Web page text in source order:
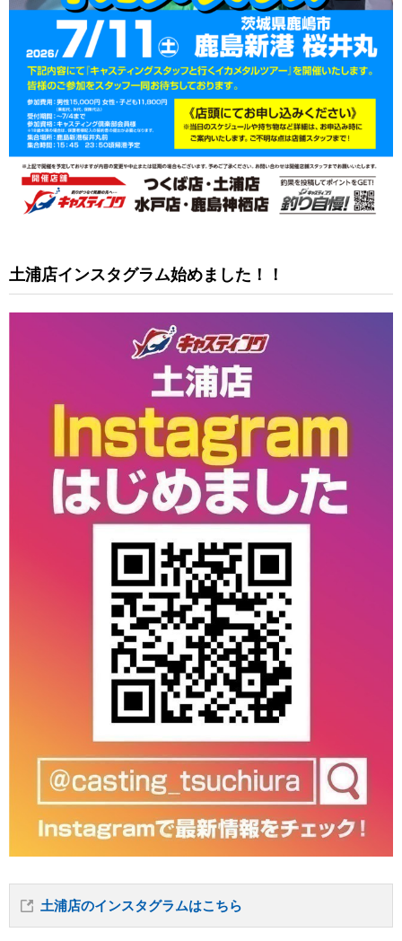
土浦店インスタグラム始めました！！
土浦店のインスタグラムはこちら